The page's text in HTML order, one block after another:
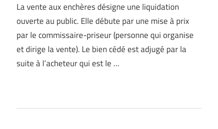
La vente aux enchères désigne une liquidation
ouverte au public. Elle débute par une mise à prix
par le commissaire-priseur (personne qui organise
et dirige la vente). Le bien cédé est adjugé par la
suite à l’acheteur qui est le …